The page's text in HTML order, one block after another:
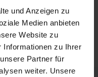
und Anzeigen zu
Medien anbieten
Website zu
Informationen zu Ihrer
Partner für
weiter. Unsere